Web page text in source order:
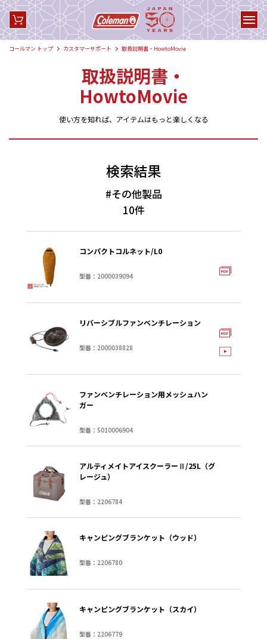
コールマン トップ カスタマーサポート 取扱説明書・HowtoMovie
取扱説明書・
HowtoMovie
使い方を知れば、アイテムはもっと楽しくなる
検索結果
#その他製品
10件
コンパクトコルネット/L0
型番：2000039094
リバーシブルファンベンチレーション
型番：2000038828
ファンベンチレーション用メッシュハン
ガー
型番：5010006904
アルティメイトアイスクーラーⅡ/25L（グ
レージュ）
型番：2206784
キャンピングブランケット（ウッド）
型番：2206780
キャンピングブランケット（スカイ）
型番：2206779